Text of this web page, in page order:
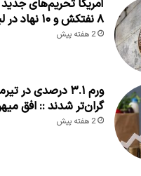
آمریکا تحریم‌های جدید
۸ نفتکش و ۱۰ نهاد در لیست تحریم
2 هفته پیش
ورم ۳.۱ درصدی در
گران‌تر شدند :: افق
2 هفته پیش